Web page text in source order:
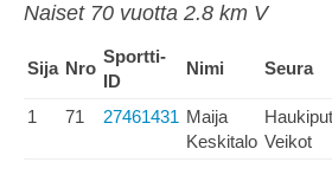
Naiset 70 vuotta 2.8 km V
Sija Nro
Sportti-
ID
Nimi Seura
1 71 27461431 Maija
Keskitalo Veikot